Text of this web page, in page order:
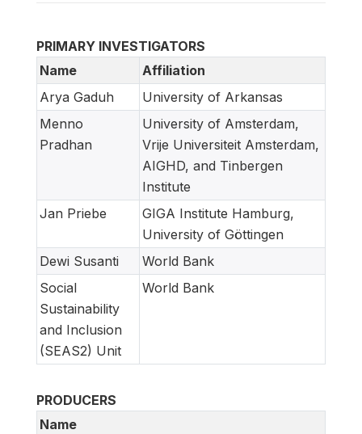
PRIMARY INVESTIGATORS
Name
Affiliation
Arya Gaduh
University of Arkansas
Menno
Pradhan
University of Amsterdam,
Vrije Universiteit Amsterdam,
AIGHD, and Tinbergen
Institute
Jan Priebe
GIGA Institute Hamburg,
University of Göttingen
Dewi Susanti
World Bank
Social
Sustainability
and Inclusion
(SEAS2) Unit
World Bank
PRODUCERS
Name